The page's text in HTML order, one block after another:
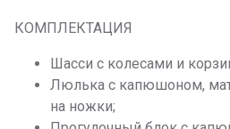
КОМПЛЕКТАЦИЯ
Шасси с колесами и
Люлька с капюшоном,
на ножки;